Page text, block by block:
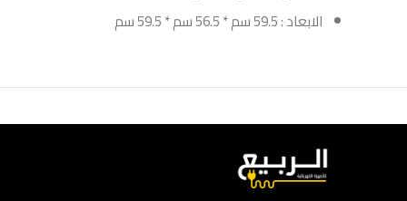
الابعاد : 59.5 سم * 56.5 سم * 59.5 سم